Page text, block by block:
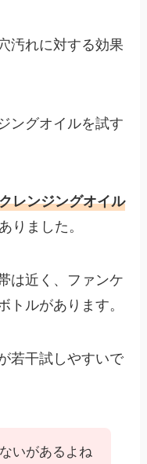
汚れに対する効果
ングオイルを試す
レンジングオイル
りました。
は近く、ファンケ
トルがあります。
若干試しやすいで
いがあるよね